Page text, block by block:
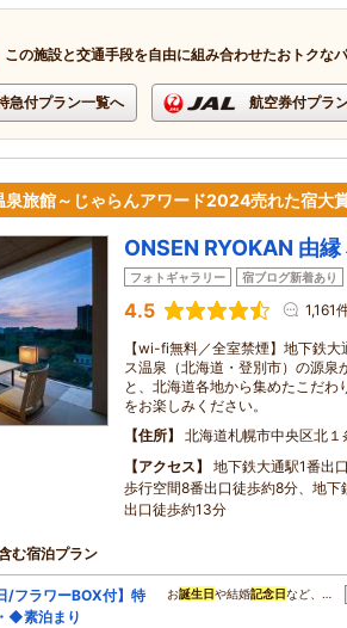
この施設と交通手段を自由に組み合わせたおトクな
急付プラン一覧へ 航空券付プラ
泉旅館～じゃらんアワード2024売れた宿大
ONSEN RYOKAN 由縁
フォトギャラリー 宿ブログ新着あり
4.5 1,161
【wi-fi無料／全室禁煙】地下鉄
ス温泉（北海道・登別市）の源泉
と、北海道各地から集めたこだわ
をお楽しみください。
住所
北海道札幌市中央区北１
アクセス
地下鉄大通駅1番出
歩行空間8番出口徒歩約8分、地下
出口徒歩約13分
む宿泊プラン
/フラワーBOX付】特
◆素泊まり
お誕生日や結婚記念日など、…